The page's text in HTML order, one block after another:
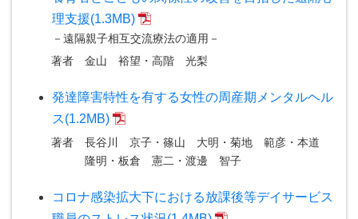
理支援(1.3MB)
－遠隔親子相互交流療法の適用－
著者
金山 裕望・高階 光梨
発達障害特性を有する女性の周産期メンタルヘル
ス(1.2MB)
著者
長谷川 京子・篠山 大明・菊地 範彦・本道
隆明・板倉 憲二・渡邊 智子
コロナ感染拡大下における放課後等デイサービス